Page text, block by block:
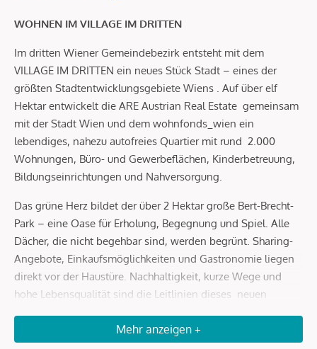
WOHNEN IM VILLAGE IM DRITTEN
Im dritten Wiener Gemeindebezirk entsteht mit dem
VILLAGE IM DRITTEN ein neues Stück Stadt – eines der
größten Stadtentwicklungsgebiete Wiens . Auf über elf
Hektar entwickelt die ARE Austrian Real Estate gemeinsam
mit der Stadt Wien und dem wohnfonds_wien ein
lebendiges, nahezu autofreies Quartier mit rund 2.000
Wohnungen, Büro- und Gewerbeflächen, Kinderbetreuung,
Bildungseinrichtungen und Nahversorgung.
Das grüne Herz bildet der über 2 Hektar große Bert-Brecht-
Park – eine Oase für Erholung, Begegnung und Spiel. Alle
Dächer, die nicht begehbar sind, werden begrünt. Sharing-
Angebote, Einkaufsmöglichkeiten und Gastronomie liegen
direkt vor der Haustüre. Nachhaltigkeit, kurze Wege und
hohe Lebensqualität sind die Leitlinien dieses neuen
Mit dem Slogan „ urban daheim “ verkörpert Baufeld 13
Mehr anzeigen +